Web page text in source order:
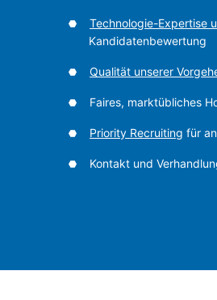
Technologie-Expertise
Kandidatenbewertung
Qualität unserer
Faires, marktübliches
Priority Recruiting für
Kontakt und